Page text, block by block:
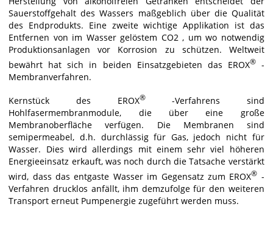
Sauerstoffgehalt des Wassers maßgeblich über die Qualität
des Endprodukts. Eine zweite wichtige Applikation ist das
Entfernen von im Wasser gelöstem CO2 , um wo notwendig
Produktionsanlagen vor Korrosion zu schützen. Weltweit
bewährt hat sich in beiden Einsatzgebieten das EROX®-
Membranverfahren.
Kernstück des EROX®-Verfahrens sind
Hohlfasermembranmodule, die über eine große
Membranoberfläche verfügen. Die Membranen sind
semipermeabel, d.h. durchlässig für Gas, jedoch nicht für
Wasser. Dies wird allerdings mit einem sehr viel höheren
Energieeinsatz erkauft, was noch durch die Tatsache verstärkt
wird, dass das entgaste Wasser im Gegensatz zum EROX® -
Verfahren drucklos anfällt, ihm demzufolge für den weiteren
Transport erneut Pumpenergie zugeführt werden muss.